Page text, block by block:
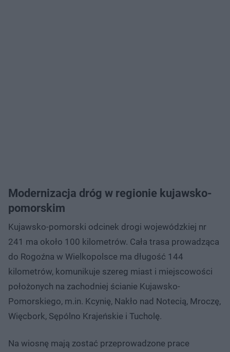
Modernizacja dróg w regionie kujawsko-
pomorskim
Kujawsko-pomorski odcinek drogi wojewódzkiej nr
241 ma około 100 kilometrów. Cała trasa prowadząca
do Rogoźna w Wielkopolsce ma długość 144
kilometrów, komunikuje szereg miast i miejscowości
położonych na zachodniej ścianie Kujawsko-
Pomorskiego, m.in. Kcynię, Nakło nad Notecią, Mroczę,
Więcbork, Sępólno Krajeńskie i Tucholę.
Na wiosnę mają zostać przeprowadzone prace